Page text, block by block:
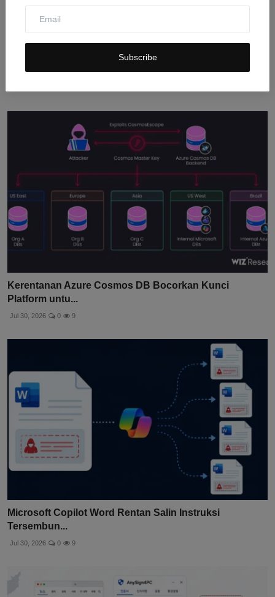
Subscribe
FCC Blokir Robot dan Inverter Asing Baru karena
Risiko ...
Kerentanan Azure Cosmos DB Bocorkan Kunci
Platform untu...
Jul 30, 2026 0 9
Microsoft Copilot Word Rentan Salin Instruksi
Tersembun...
Jul 30, 2026 0 9